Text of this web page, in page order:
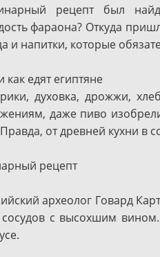
рецепт был
фараона? Откуда
и напитки, которые
как едят египтяне
духовка, дрожжи,
даже пиво
от древней кухни
рецепт
археолог Говард
с высохшим